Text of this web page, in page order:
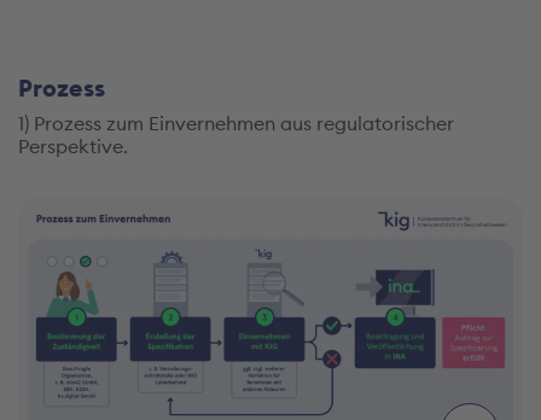
Prozess
1) Prozess zum Einvernehmen aus regulatorischer
Perspektive.